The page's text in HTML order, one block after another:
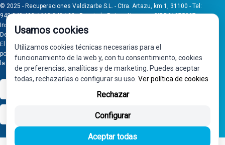
© 2025 - Recuperaciones Valdizarbe S.L. - Ctra. Artazu, km 1, 31100 - Tel:
948 340 498 / 668 848 123 - Puente la Reina - Navarra - CIF B31275837.
Inscrita en el Registro Mercantil de Navarra, Tomo 32, Folio 75, Hoja 525.
Desarrollado porSeintosoft
El proyecto de inversión "0011-0558-2024-000008" ha sido subvencionado
por Gobierno de Navarra al amparo de la convocatoria de 2024 de Ayudas a
la inversión en pymes industriales
Usamos cookies
Utilizamos cookies técnicas necesarias para el
funcionamiento de la web y, con tu consentimiento, cookies
de preferencias, analíticas y de marketing. Puedes aceptar
todas, rechazarlas o configurar su uso. Ver política de cookies
Rechazar
Configurar
Aceptar todas